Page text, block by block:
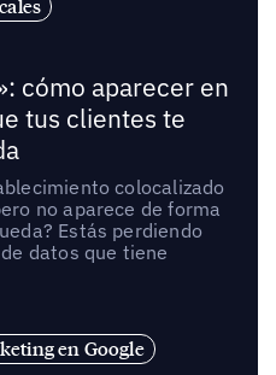
cómo aparecer en
tus clientes te
colocalizado
no aparece de forma
Estás perdiendo
datos que tiene
en Google